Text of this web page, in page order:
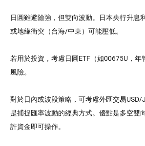
日圓雖避險強，但雙向波動。日本央行升息
或地緣衝突（台海/中東）可能壓低。
若用於投資，考慮日圓ETF（如00675U，年
風險。
對於日內或波段策略，可考慮外匯交易USD/
是捕捉匯率波動的經典方式。優點是多空雙
許資金即可操作。